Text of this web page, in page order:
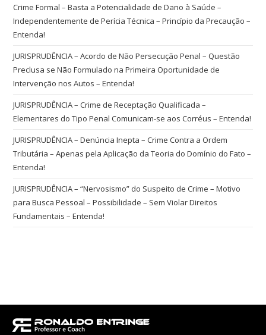
Crime Formal – Basta a Potencialidade de Dano à Saúde –
Independentemente de Perícia Técnica – Princípio da Precaução –
Entenda!
JURISPRUDÊNCIA – Acordo de Não Persecução Penal – Questão
Preclusa se Não Formulado na Primeira Oportunidade de
Intervenção nos Autos – Entenda!
JURISPRUDÊNCIA – Crime de Receptação Qualificada –
Elementares do Tipo Penal Comunicam-se aos Corréus – Entenda!
JURISPRUDÊNCIA – Denúncia Inepta – Crime Contra a Ordem
Tributária – Apenas pela Aplicação da Teoria do Domínio do Fato –
Entenda!
JURISPRUDÊNCIA – “Nervosismo” do Suspeito de Crime – Motivo
para Busca Pessoal – Possibilidade – Sem Violar Direitos
Fundamentais – Entenda!